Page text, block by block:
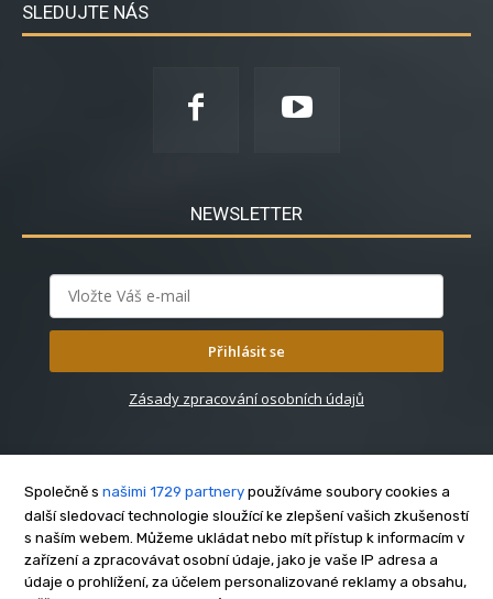
SLEDUJTE NÁS
NEWSLETTER
Přihlásit se
Zásady zpracování osobních údajů
O nás
Kontakt
Společně s našimi 1729 partnery používáme soubory cookies a
další sledovací technologie sloužící ke zlepšení vašich zkušeností
s naším webem. Můžeme ukládat nebo mít přístup k informacím v
zařízení a zpracovávat osobní údaje, jako je vaše IP adresa a
údaje o prohlížení, za účelem personalizované reklamy a obsahu,